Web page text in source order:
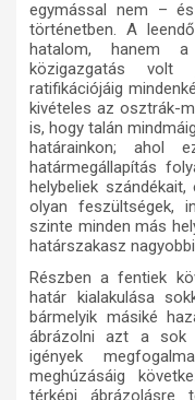
egymással nem –
történetben. A
hatalom, hanem
közigazgatás
ratifikációjáig
kivételes az osztrák-
is, hogy talán
határainkon; ahol
határmegállapítás
helybeliek
olyan feszültségek,
szinte minden más
határszakasz
Részben a fentiek
határ kialakulása
bármelyik másiké
ábrázolni azt a sok
igények
meghúzásáig
térképi ábrázolásre